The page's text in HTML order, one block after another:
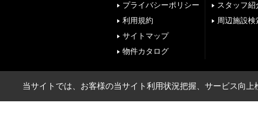
プライバシーポリシー
利用規約
サイトマップ
物件カタログ
スタッフ紹
周辺施設検
当サイトでは、お客様の当サイト利用状況把握、サービス向